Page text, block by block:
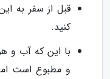
قبل از سفر به
کنید.
با این که آب و
و مطبوع است